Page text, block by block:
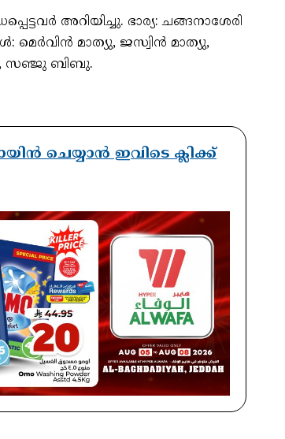
അറിയിച്ചു. ഭാര്യ: ചങ്ങനാശേരി
മാത്യു, ജസ്വിന്‍ മാത്യു,
സഞ്ജു ബിബു.
ചെയ്യാൻ ഇവിടെ ക്ലിക്ക്